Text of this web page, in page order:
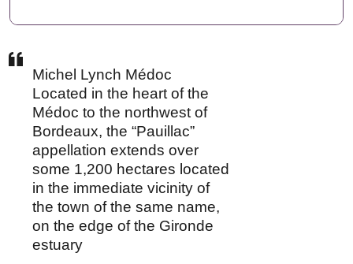
Michel Lynch Médoc
Located in the heart of the
Médoc to the northwest of
Bordeaux, the “Pauillac”
appellation extends over
some 1,200 hectares located
in the immediate vicinity of
the town of the same name,
on the edge of the Gironde
estuary